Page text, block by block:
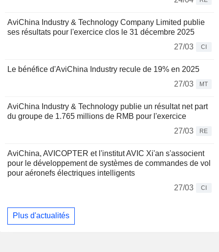
AviChina Industry & Technology Company Limited publie
ses résultats pour l'exercice clos le 31 décembre 2025
27/03
CI
Le bénéfice d'AviChina Industry recule de 19% en 2025
27/03
MT
AviChina Industry & Technology publie un résultat net part
du groupe de 1.765 millions de RMB pour l'exercice
27/03
RE
AviChina, AVICOPTER et l'institut AVIC Xi'an s'associent
pour le développement de systèmes de commandes de vol
pour aéronefs électriques intelligents
27/03
CI
Plus d'actualités